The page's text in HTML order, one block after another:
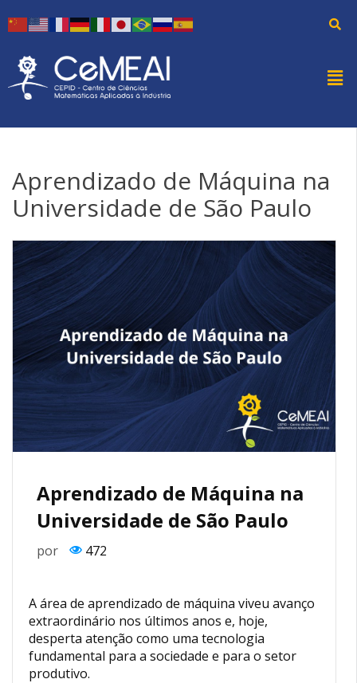
Aprendizado de Máquina na
Universidade de São Paulo
Aprendizado de Máquina na
Universidade de São Paulo
por 472
A área de aprendizado de máquina viveu avanço
extraordinário nos últimos anos e, hoje,
desperta atenção como uma tecnologia
fundamental para a sociedade e para o setor
produtivo.